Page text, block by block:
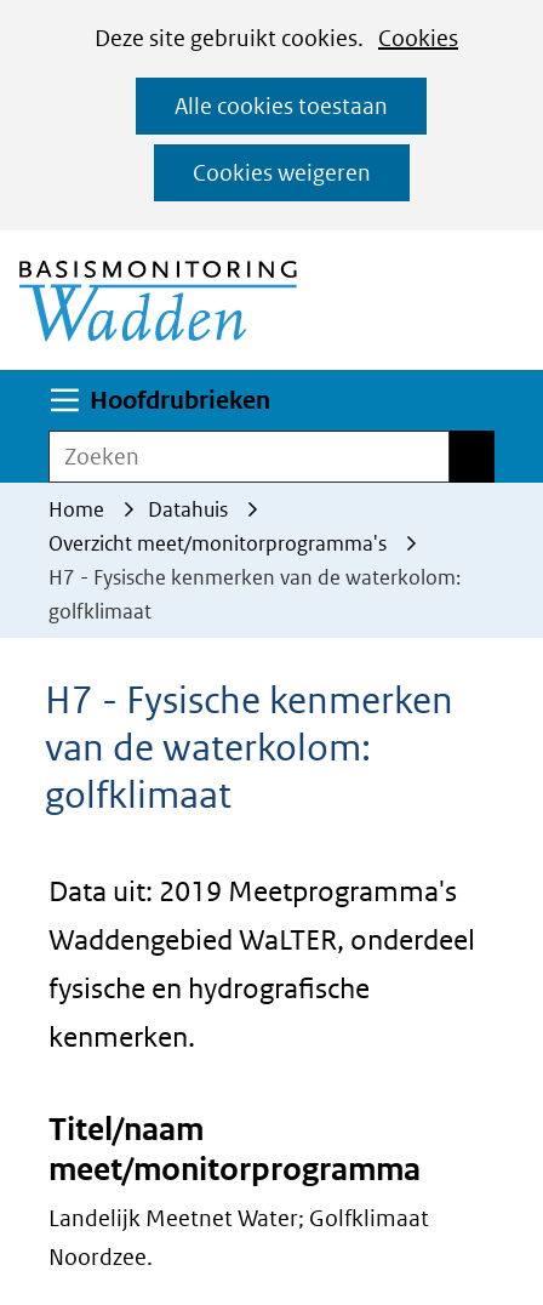
CookiesDeze site gebruikt cookies. Cookies
op
deze
website
worden
toegestaan
geweigerd.
Alle cookies toestaan
Cookies weigeren
Ga
naar
de
inhoud
Hoofdrubrieken
Zoeken
Home
Datahuis
Overzicht meet/monitorprogramma's
H7 - Fysische kenmerken van de waterkolom:
golfklimaat
H7 - Fysische kenmerken
van de waterkolom:
golfklimaat
Data uit: 2019 Meetprogramma's
Waddengebied WaLTER, onderdeel
fysische en hydrografische
kenmerken.
Titel/naam
meet/monitorprogramma
Landelijk Meetnet Water; Golfklimaat
Noordzee.